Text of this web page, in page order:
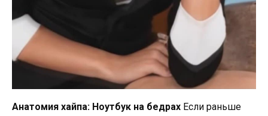
Анатомия хайпа: Ноутбук на бедрах Если раньше